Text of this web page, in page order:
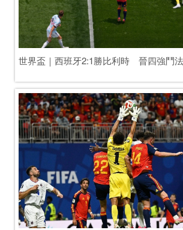
世界盃2026｜西班牙補時絕殺葡萄牙晉級8強　C朗
界盃